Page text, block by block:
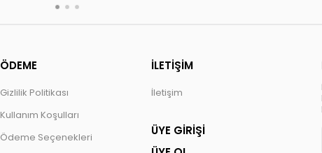
ÖDEME
Gizlilik Politikası
Kullanım Koşulları
Ödeme Seçenekleri
İLETİŞİM
İletişim
ÜYE GİRİŞİ